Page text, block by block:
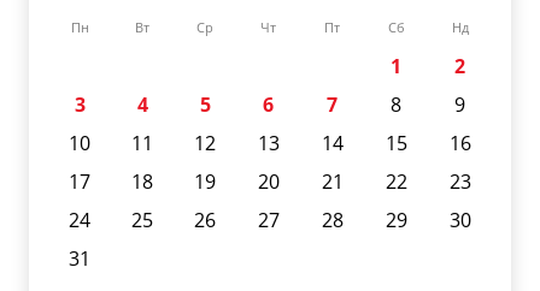
Пн Вт Ср Чт Пт Сб Нд
1
2
3
4 5 6 7 8
9
10
11 12 13 14 15
16
17
18 19 20 21 22
23
24
25 26 27 28 29
30
31